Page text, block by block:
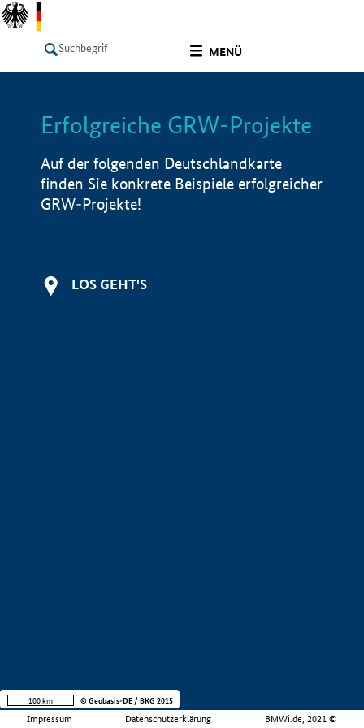
MENÜ
LISTE Info
Erfolgreiche GRW-Projekte
Auf der folgenden Deutschlandkarte
finden Sie konkrete Beispiele erfolgreicher
GRW-Projekte!
LOS GEHT'S
Impressum Datenschutzerklärung BMWi.de, 2021 ©
100 km © Geobasis-DE / BKG 2015